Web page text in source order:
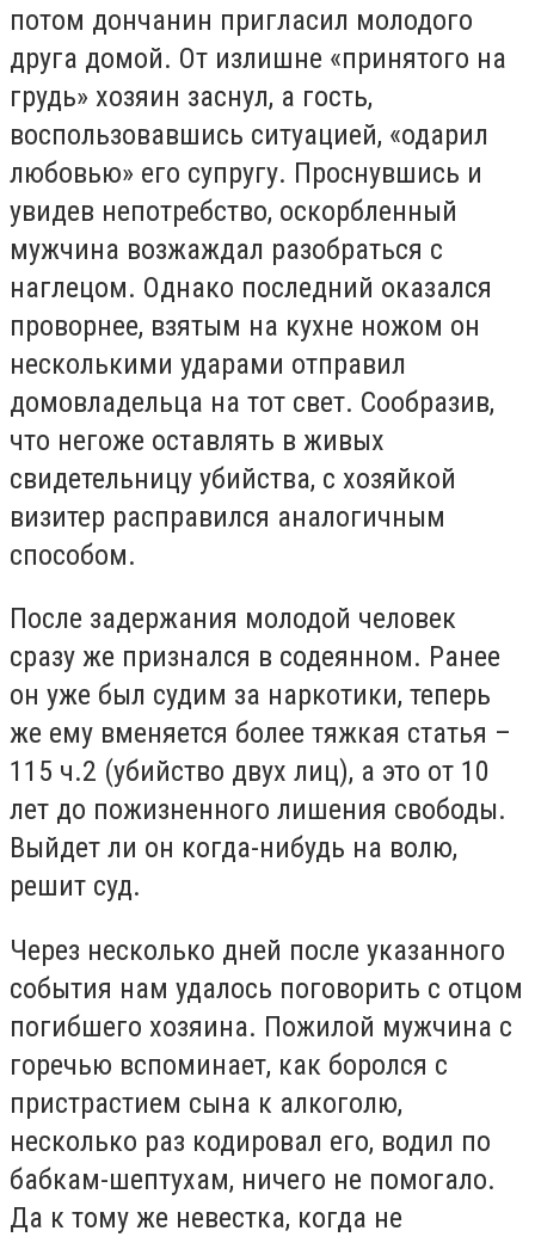
потом дончанин пригласил молодого
друга домой. От излишне «принятого на
грудь» хозяин заснул, а гость,
воспользовавшись ситуацией, «одарил
любовью» его супругу. Проснувшись и
увидев непотребство, оскорбленный
мужчина возжаждал разобраться с
наглецом. Однако последний оказался
проворнее, взятым на кухне ножом он
несколькими ударами отправил
домовладельца на тот свет. Сообразив,
что негоже оставлять в живых
свидетельницу убийства, с хозяйкой
визитер расправился аналогичным
способом.
После задержания молодой человек
сразу же признался в содеянном. Ранее
он уже был судим за наркотики, теперь
же ему вменяется более тяжкая статья –
115 ч.2 (убийство двух лиц), а это от 10
лет до пожизненного лишения свободы.
Выйдет ли он когда-нибудь на волю,
решит суд.
Через несколько дней после указанного
события нам удалось поговорить с отцом
погибшего хозяина. Пожилой мужчина с
горечью вспоминает, как боролся с
пристрастием сына к алкоголю,
несколько раз кодировал его, водил по
бабкам-шептухам, ничего не помогало.
Да к тому же невестка, когда не